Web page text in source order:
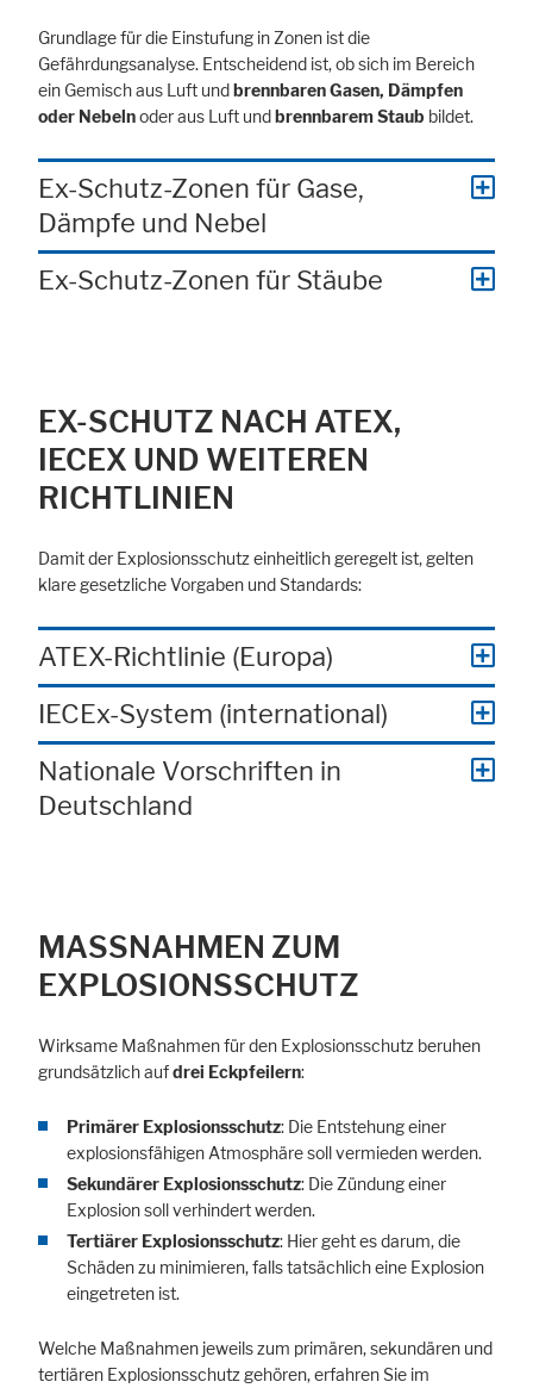
Grundlage für die Einstufung in Zonen ist die
Gefährdungsanalyse. Entscheidend ist, ob sich im Bereich
ein Gemisch aus Luft und brennbaren Gasen, Dämpfen
oder Nebelnoder aus Luft und brennbarem Staub bildet.
Ex-Schutz-Zonen für Gase,
Dämpfe und Nebel
Ex-Schutz-Zonen für Stäube
EX-SCHUTZ NACH ATEX,
IECEX UND WEITEREN
RICHTLINIEN
Damit der Explosionsschutz einheitlich geregelt ist, gelten
klare gesetzliche Vorgaben und Standards:
ATEX-Richtlinie (Europa)
IECEx-System (international)
Nationale Vorschriften in
Deutschland
MASSNAHMEN ZUM E
XPLOSIONSSCHUTZ
Wirksame Maßnahmen für den Explosionsschutz beruhen
grundsätzlich aufdrei Eckpfeilern:
Primärer Explosionsschutz: Die Entstehung einer
explosionsfähigen Atmosphäre soll vermieden werden.
Sekundärer Explosionsschutz: Die Zündung einer
Explosion soll verhindert werden.
Tertiärer Explosionsschutz: Hier geht es darum, die
Schäden zu minimieren, falls tatsächlich eine Explosion
eingetreten ist.
Welche Maßnahmen jeweils zum primären, sekundären und
tertiären Explosionsschutz gehören, erfahren Sie im